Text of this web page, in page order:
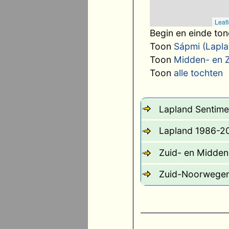
Begin en einde
Toon Sápmi
Toon Midden- en
Toon alle tochten
Lapland
Lapland 1986-
Zuid- en
Zuid-